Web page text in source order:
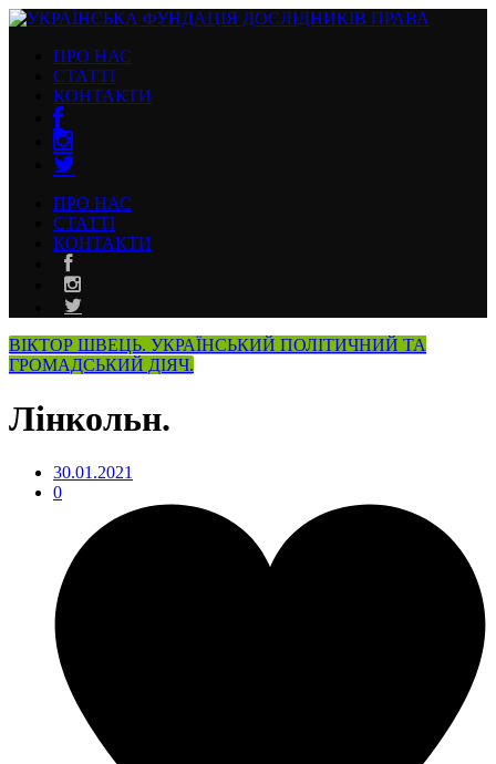
ПРО НАС
СТАТТІ
КОНТАКТИ
ПРО НАС
СТАТТІ
КОНТАКТИ
ВІКТОР ШВЕЦЬ. УКРАЇНСЬКИЙ ПОЛІТИЧНИЙ ТА
ГРОМАДСЬКИЙ ДІЯЧ.
Лінкольн.
30.01.2021
0